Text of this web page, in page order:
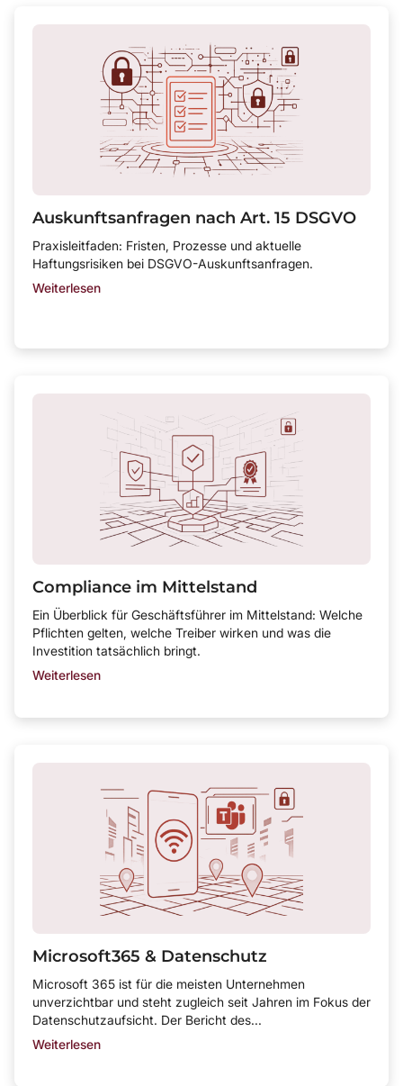
Auskunftsanfragen nach Art. 15 DSGVO
Praxisleitfaden: Fristen, Prozesse und aktuelle
Haftungsrisiken bei DSGVO-Auskunftsanfragen.
Weiterlesen
Compliance im Mittelstand
Ein Überblick für Geschäftsführer im Mittelstand: Welche
Pflichten gelten, welche Treiber wirken und was die
Investition tatsächlich bringt.
Weiterlesen
Microsoft365 & Datenschutz
Microsoft 365 ist für die meisten Unternehmen
unverzichtbar und steht zugleich seit Jahren im Fokus der
Datenschutzaufsicht. Der Bericht des...
Weiterlesen